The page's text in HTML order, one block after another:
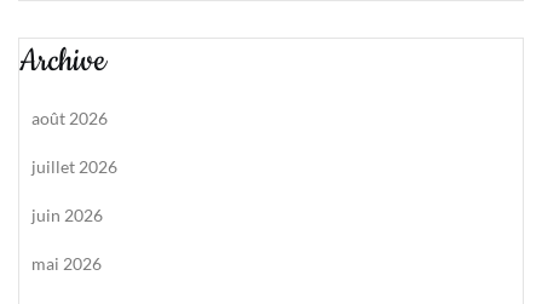
Archive
août 2026
juillet 2026
juin 2026
mai 2026